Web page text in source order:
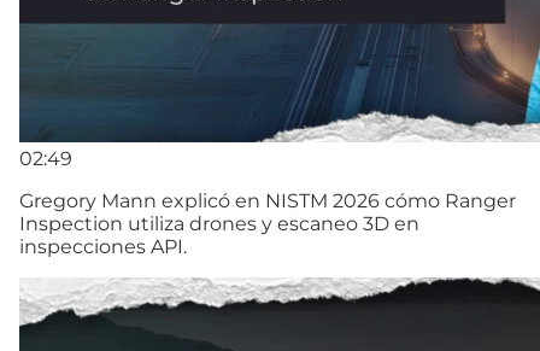
02:49
Gregory Mann explicó en NISTM 2026 cómo Ranger
Inspection utiliza drones y escaneo 3D en
inspecciones API.